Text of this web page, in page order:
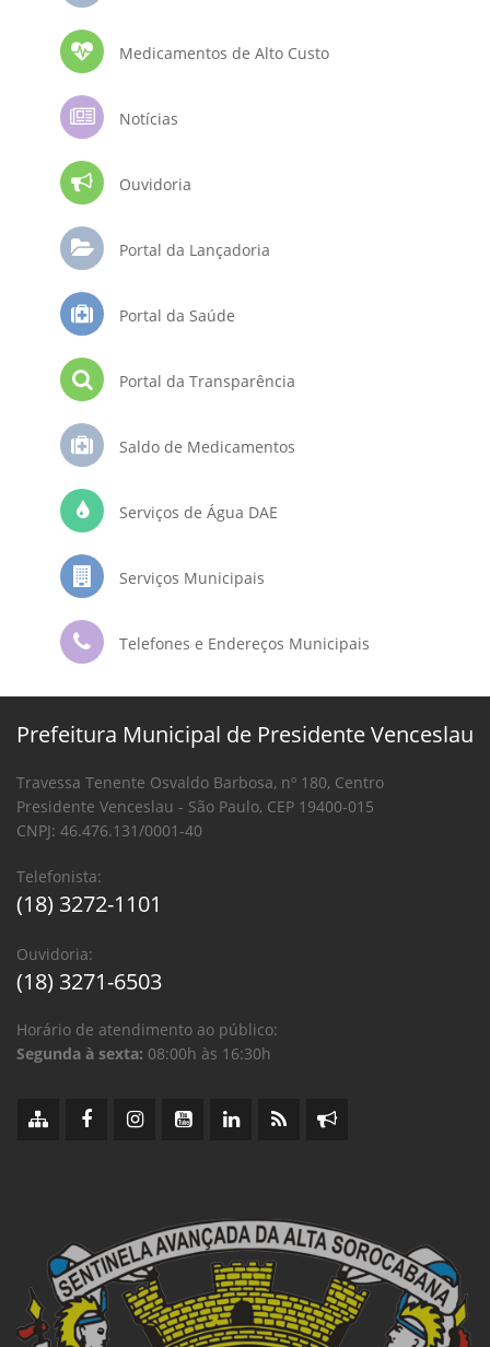
Medicamentos de Alto Custo
Notícias
Ouvidoria
Portal da Lançadoria
Portal da Saúde
Portal da Transparência
Saldo de Medicamentos
Serviços de Água DAE
Serviços Municipais
Telefones e Endereços Municipais
Prefeitura Municipal de Presidente Venceslau
Travessa Tenente Osvaldo Barbosa, nº 180, Centro
Presidente Venceslau - São Paulo, CEP 19400-015
CNPJ: 46.476.131/0001-40
Telefonista:
(18) 3272-1101
Ouvidoria:
(18) 3271-6503
Horário de atendimento ao público:
Segunda à sexta: 08:00h às 16:30h